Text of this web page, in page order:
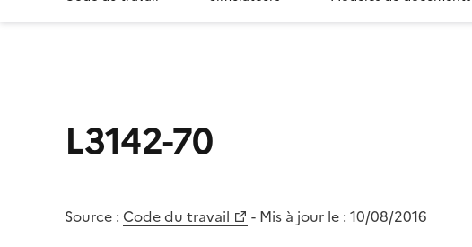
L3142-70
Source : Code du travail - Mis à jour le : 10/08/2016